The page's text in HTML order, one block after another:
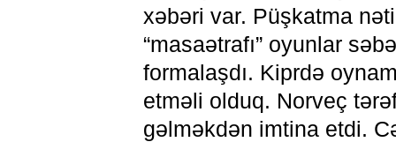
xəbəri var. Püşkatma
“masaətrafı” oyunlar
formalaşdı. Kiprdə
etməli olduq. Norveç
gəlməkdən imtina etdi.